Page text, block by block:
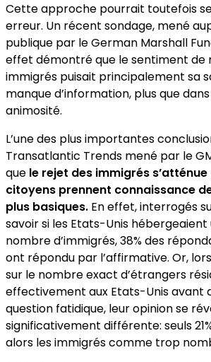
Cette approche pourrait toutefois
erreur. Un récent sondage, mené
publique par le German Marshall
effet démontré que le sentiment de
immigrés puisait principalement sa
manque d’information, plus que
animosité.
L’une des plus importantes
Transatlantic Trends mené par le
que le rejet des immigrés
citoyens prennent connaissance
plus basiques. En effet, interrogés
savoir si les Etats-Unis
nombre d’immigrés, 38% des
ont répondu par l’affirmative. Or,
sur le nombre exact d’étrangers
effectivement aux Etats-Unis avant
question fatidique, leur opinion se
significativement différente: seuls
alors les immigrés comme trop